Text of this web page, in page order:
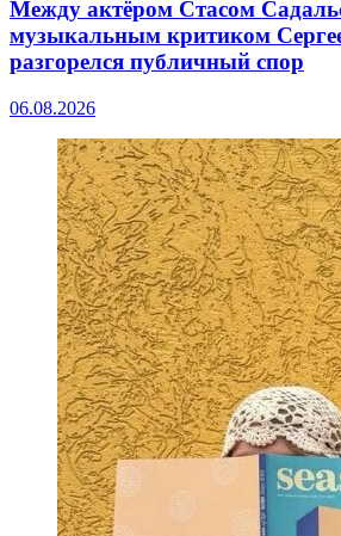
Между актёром Стасом
музыкальным критиком
разгорелся публичный спор
06.08.2026